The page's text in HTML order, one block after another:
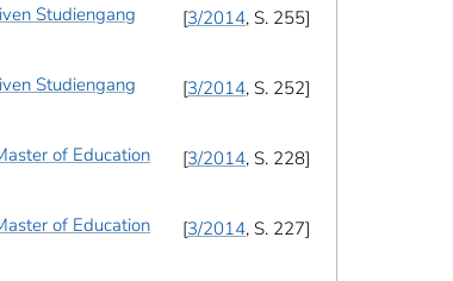
Studiengang
3/2014, S. 255
Studiengang
3/2014, S. 252
of Education
3/2014, S. 228
of Education
3/2014, S. 227